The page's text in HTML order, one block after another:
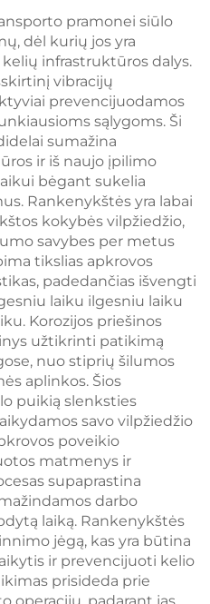
pramonei siūlo
dėl kurių jos yra
infrastruktūros dalys.
vibracijų
prevencijuodamos
sąlygoms. Ši
sumažina
ir iš naujo įpilimo
bėgant sukelia
Rankenykštės yra labai
kokybės vilpžiedžio,
savybes per metus
tikslias apkrovos
padedančias išvengti
laiku ilgesniu laiku
Korozijos priešinos
užtikrinti patikimą
nuo stiprių šilumos
aplinkos. Šios
puikią slenksties
savo vilpžiedžio
poveikio
matmenys ir
supaprastina
darbo
laiką. Rankenykštės
jėgą, kas yra būtina
ir prevencijuoti kelio
prisideda prie